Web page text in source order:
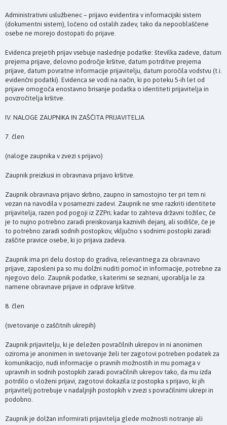
Administrativni uslužbenec – prijavo evidentira v informacijski sistem
(dokumentni sistem), ločeno od ostalih zadev, tako da nepooblaščene
osebe ne morejo dostopati do prijave.
Evidenca prejetih prijav vsebuje naslednje podatke: številka zadeve, datum
prejema prijave, delovno področje kršitve, datum potrditve prejema
prijave, datum povratne informacije prijavitelju, datum poročila vodstvu (t.i.
evidenčni podatki). Evidenca se vodi na način, ki po poteku 5-ih let od
prijave omogoča enostavno brisanje podatka o identiteti prijavitelja in
povzročitelja kršitve.
IV. NALOGE ZAUPNIKA IN ZAŠČITA PRIJAVITELJA
7. člen
(naloge zaupnika v zvezi s prijavo)
Zaupnik preizkusi in obravnava prijavo kršitve.
Zaupnik obravnava prijavo skrbno, zaupno in samostojno ter pri tem ni
vezan na navodila v posamezni zadevi. Zaupnik ne sme razkriti identitete
prijavitelja, razen pod pogoji iz ZZPri; kadar to zahteva državni tožilec, če
je to nujno potrebno zaradi preiskovanja kaznivih dejanj, ali sodišče, če je
to potrebno zaradi sodnih postopkov, vključno s sodnimi postopki zaradi
zaščite pravice osebe, ki jo prijava zadeva.
Zaupnik ima pri delu dostop do gradiva, relevantnega za obravnavo
prijave, zaposleni pa so mu dolžni nuditi pomoč in informacije, potrebne za
njegovo delo. Zaupnik podatke, s katerimi se seznani, uporablja le za
namene obravnave prijave in odprave kršitve.
8. člen
(svetovanje o zaščitnih ukrepih)
Zaupnik prijavitelju, ki je deležen povračilnih ukrepov in ni anonimen
oziroma je anonimen in svetovanje želi ter zagotovi potreben podatek za
komunikacijo, nudi informacije o pravnih možnostih in mu pomaga v
upravnih in sodnih postopkih zaradi povračilnih ukrepov tako, da mu izda
potrdilo o vloženi prijavi, zagotovi dokazila iz postopka s prijavo, ki jih
prijavitelj potrebuje v nadaljnjih postopkih v zvezi s povračilnimi ukrepi in
podobno.
Zaupnik je dolžan informirati prijavitelja glede možnosti notranje ali